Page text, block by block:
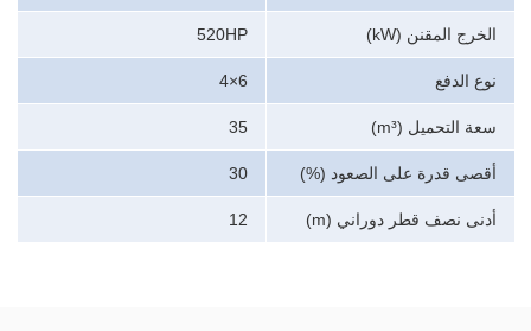
الخرج المقنن (kW) 520HP
نوع الدفع 6×4
سعة التحميل (m³) 35
أقصى قدرة على الصعود (%) 30
أدنى نصف قطر دوراني (m) 12